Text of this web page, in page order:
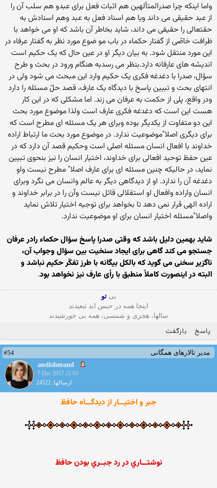
واما اینکه چرا صدرالمتألهین هم اثبات فعل برای عبدو هم سلب آن را
از عبد حقیقی می داند ویا هم اسناد فعل به عبد وهم اسنادش به
حقتعالی را حقیقی می داند، شاید بخاطر آن باشد که او می خواهد با
ظرافت خاصّی از گفتار حکماء در باب مو ضوع مورد نظر به گفتار عرفاء در
این مورد منتقل شود. به بیان دیگر او در عین حال که یک حکیم است
اندیشه های عارفانه دارد.بنظر می رسدبه هنگام ورود در بحث و طرح
سؤال، صدرا با دغدغه فکری یک حکیم وارد این مبحث می شود ولی در
انتهای بحث و تبیین پاسخ با دیدگاه یک عارف، قصد حلّ مسئله را دارد
ودر واقع، پلی از حکمت به عرفان می زند. اما مشکلی که در این کار
هست این است که دغدغه فکری عارف است ولذا موضوع مورد بحث
این دو متفاوت از یکدیگر بوده وبرای هر یک مسئله ای مطرح است که
برای دیگری اصلا"موضوعیت ندارد. در موضوع مورد بحث ما ارتباط اراده
خداوند با افعال انسان مسئله اصلی است وحکیم قصد آن دارد که در
عین حفظ توحید افعالی برای خداوند، اختیار انسان را نیز بنحوی تبیین
نماید، در حالیکه چنین مسئله ای برای عارف اصلا" مطرح نیست واو
دغدغه آن را ندارد. او از دیدگاهی دیگر به عالم وانسان می نگرد وبرای
انسان واراده وافعال او استقلالی قائل نیست وآن را در برابر خداوند و
اراده الهی قرار نمی دهد تا بخواهد برای توجیه اختیار تلاش نماید
واصلا"مسئله اختیار انسان برای او موضوعیت ندارد.
شاید بهمین دلیل باشد که وقتی صدرا پاسخ سؤال حکماء رادر عرفان
جستجو می کند گاهی برای ایجاد سنخیت بین سؤال وجواب آن،
ناگزیر سخنی می گوید که بالکل بیگانه با طرز تفکّر حکیم نباشد و
البته در اینصورت کاملاً منطبق با رأی عارف نیز نخواهد بود.
بی تو
اینجا همه در حبس ابد تبعیدند
سالها، هجری و شمسی، همه بی خورشیدند
پاسخ بازگفت
مدیر تالارهای همگانی
#54
andishmand
7 Dec 2017 21:03
ارسالها: 24522
جبر و اختیـــار از دیدگـــاه حافظ
نوشتـــاري در رد جبــري بودن حافظ